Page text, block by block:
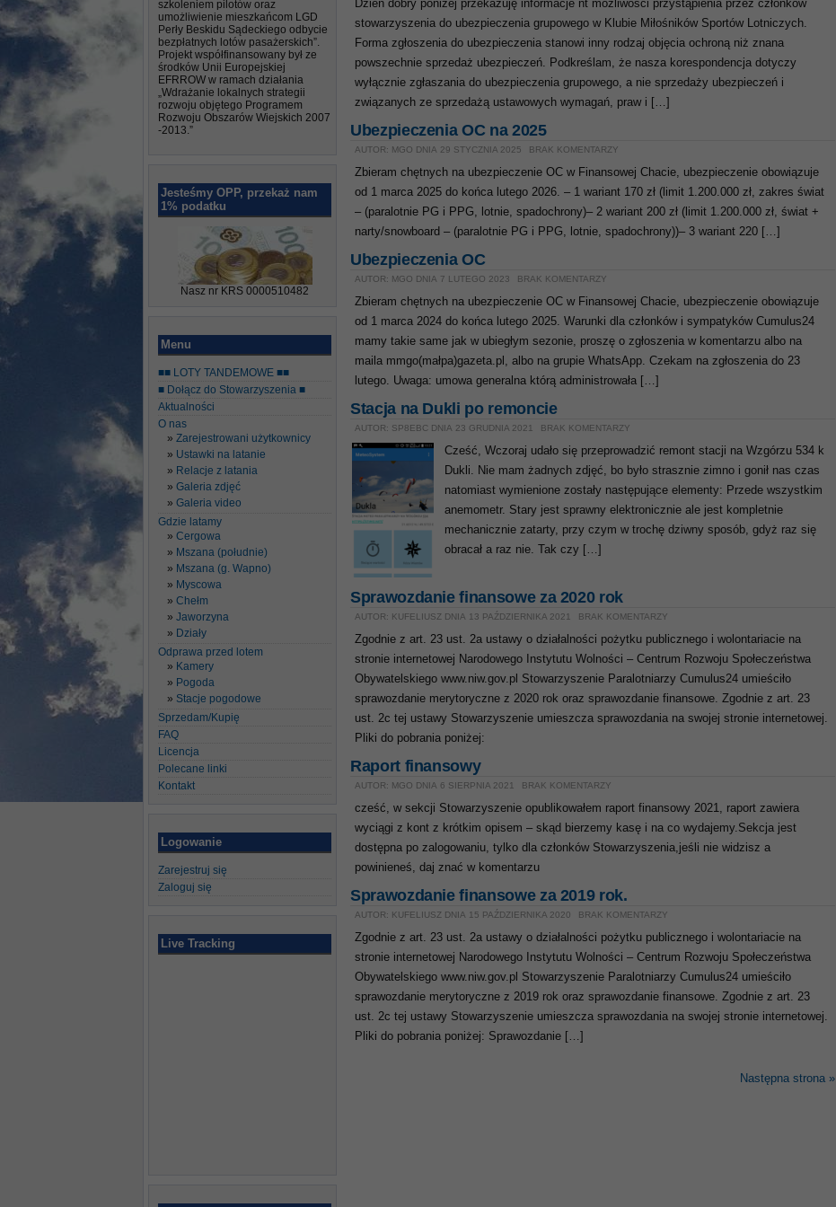
szkoleniem pilotów oraz
umożliwienie mieszkańcom LGD
Perły Beskidu Sądeckiego odbycie
bezpłatnych lotów pasażerskich”.
Projekt współfinansowany był ze
środków Unii Europejskiej
EFRROW w ramach działania
„Wdrażanie lokalnych strategii
rozwoju objętego Programem
Rozwoju Obszarów Wiejskich 2007
-2013.”
Jesteśmy OPP, przekaż nam
1% podatku
Nasz nr KRS 0000510482
Menu
■■ LOTY TANDEMOWE ■■
■ Dołącz do Stowarzyszenia ■
Aktualności
O nas
Zarejestrowani użytkownicy
Ustawki na latanie
Relacje z latania
Galeria zdjęć
Galeria video
Gdzie latamy
Cergowa
Mszana (południe)
Mszana (g. Wapno)
Myscowa
Chełm
Jaworzyna
Działy
Odprawa przed lotem
Kamery
Pogoda
Stacje pogodowe
Sprzedam/Kupię
FAQ
Licencja
Polecane linki
Kontakt
Logowanie
Zarejestruj się
Zaloguj się
Live Tracking
Dzień dobry poniżej przekazuję informacje nt możliwości przystąpienia przez członków
stowarzyszenia do ubezpieczenia grupowego w Klubie Miłośników Sportów Lotniczych.
Forma zgłoszenia do ubezpieczenia stanowi inny rodzaj objęcia ochroną niż znana
powszechnie sprzedaż ubezpieczeń. Podkreślam, że nasza korespondencja dotyczy
wyłącznie zgłaszania do ubezpieczenia grupowego, a nie sprzedaży ubezpieczeń i
związanych ze sprzedażą ustawowych wymagań, praw i […]
Ubezpieczenia OC na 2025
AUTOR: MGO DNIA 29 STYCZNIA 2025 BRAK KOMENTARZY
Zbieram chętnych na ubezpieczenie OC w Finansowej Chacie, ubezpieczenie obowiązuje
od 1 marca 2025 do końca lutego 2026. – 1 wariant 170 zł (limit 1.200.000 zł, zakres świat
– (paralotnie PG i PPG, lotnie, spadochrony)– 2 wariant 200 zł (limit 1.200.000 zł, świat +
narty/snowboard – (paralotnie PG i PPG, lotnie, spadochrony))– 3 wariant 220 […]
Ubezpieczenia OC
AUTOR: MGO DNIA 7 LUTEGO 2023 BRAK KOMENTARZY
Zbieram chętnych na ubezpieczenie OC w Finansowej Chacie, ubezpieczenie obowiązuje
od 1 marca 2024 do końca lutego 2025. Warunki dla członków i sympatyków Cumulus24
mamy takie same jak w ubiegłym sezonie, proszę o zgłoszenia w komentarzu albo na
maila mmgo(małpa)gazeta.pl, albo na grupie WhatsApp. Czekam na zgłoszenia do 23
lutego. Uwaga: umowa generalna którą administrowała […]
Stacja na Dukli po remoncie
AUTOR: SP8EBC DNIA 23 GRUDNIA 2021 BRAK KOMENTARZY
Cześć, Wczoraj udało się przeprowadzić remont stacji na Wzgórzu 534 k
Dukli. Nie mam żadnych zdjęć, bo było strasznie zimno i gonił nas czas
natomiast wymienione zostały następujące elementy: Przede wszystkim
anemometr. Stary jest sprawny elektronicznie ale jest kompletnie
mechanicznie zatarty, przy czym w trochę dziwny sposób, gdyż raz się
obracał a raz nie. Tak czy […]
Sprawozdanie finansowe za 2020 rok
AUTOR: KUFELIUSZ DNIA 13 PAŹDZIERNIKA 2021 BRAK KOMENTARZY
Zgodnie z art. 23 ust. 2a ustawy o działalności pożytku publicznego i wolontariacie na
stronie internetowej Narodowego Instytutu Wolności – Centrum Rozwoju Społeczeństwa
Obywatelskiego www.niw.gov.pl Stowarzyszenie Paralotniarzy Cumulus24 umieściło
sprawozdanie merytoryczne z 2020 rok oraz sprawozdanie finansowe. Zgodnie z art. 23
ust. 2c tej ustawy Stowarzyszenie umieszcza sprawozdania na swojej stronie internetowej.
Pliki do pobrania poniżej:
Raport finansowy
AUTOR: MGO DNIA 6 SIERPNIA 2021 BRAK KOMENTARZY
cześć, w sekcji Stowarzyszenie opublikowałem raport finansowy 2021, raport zawiera
wyciągi z kont z krótkim opisem – skąd bierzemy kasę i na co wydajemy.Sekcja jest
dostępna po zalogowaniu, tylko dla członków Stowarzyszenia,jeśli nie widzisz a
powinieneś, daj znać w komentarzu
Sprawozdanie finansowe za 2019 rok.
AUTOR: KUFELIUSZ DNIA 15 PAŹDZIERNIKA 2020 BRAK KOMENTARZY
Zgodnie z art. 23 ust. 2a ustawy o działalności pożytku publicznego i wolontariacie na
stronie internetowej Narodowego Instytutu Wolności – Centrum Rozwoju Społeczeństwa
Obywatelskiego www.niw.gov.pl Stowarzyszenie Paralotniarzy Cumulus24 umieściło
sprawozdanie merytoryczne z 2019 rok oraz sprawozdanie finansowe. Zgodnie z art. 23
ust. 2c tej ustawy Stowarzyszenie umieszcza sprawozdania na swojej stronie internetowej.
Pliki do pobrania poniżej: Sprawozdanie […]
Następna strona »